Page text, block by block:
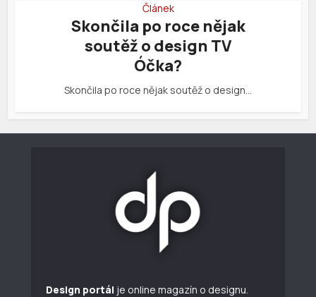
Článek
Skončila po roce nějak
soutěž o design TV
Óčka?
Skončila po roce nějak soutěž o design…
Design portál je online magazín o designu.